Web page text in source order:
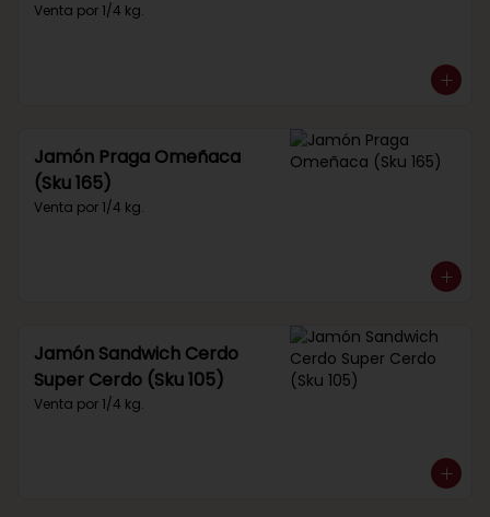
Venta por 1/4 kg.
Jamón Praga Omeñaca
(Sku 165)
Venta por 1/4 kg.
Jamón Sandwich Cerdo
Super Cerdo (Sku 105)
Venta por 1/4 kg.